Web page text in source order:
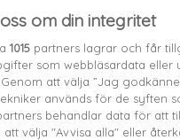
Add to cart
remboursé
om din integritet
1015 partners lagrar och får
som webbläsardata eller
att välja ”Jag
används för de syften
behandlar data för att
välja "Avvisa alla" eller